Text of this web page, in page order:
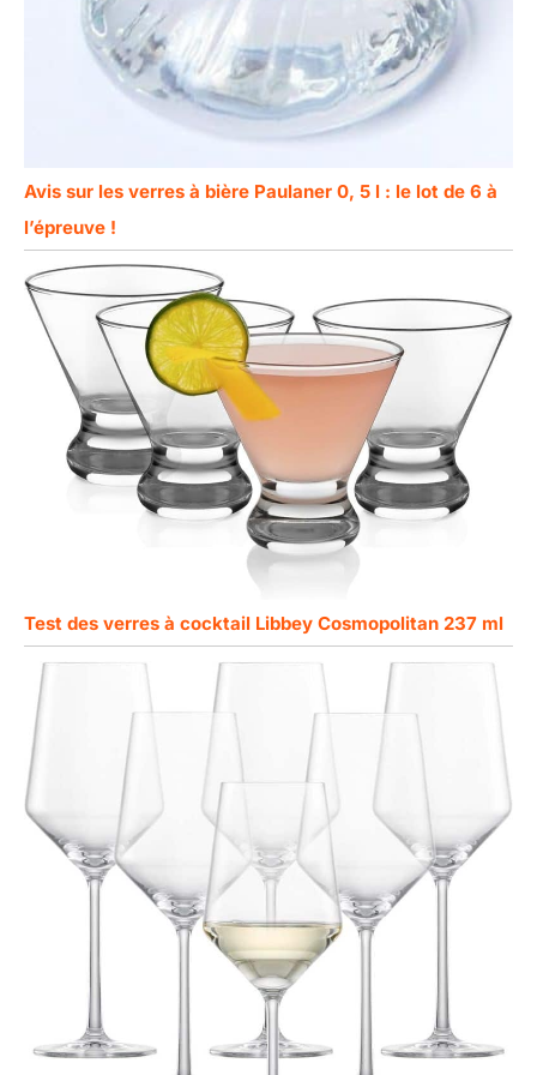
Avis sur les verres à bière Paulaner 0, 5 l : le lot de 6 à
l’épreuve !
Test des verres à cocktail Libbey Cosmopolitan 237 ml